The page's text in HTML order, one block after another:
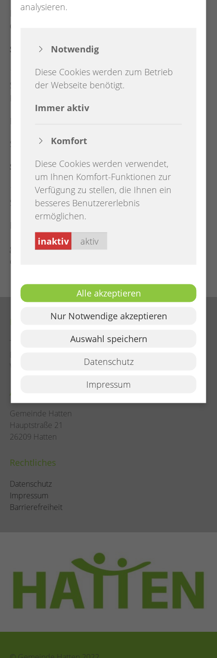
Dämmerschoppen mit Proklamation des
Ortspokalschießens
Samstag:
14 Uhr Öffnung des Festplatzes mit Karussell,
Schießbude und vielem mehr sowie
Schützenfestparty
Sonntag:
14 Uhr Öffnung des Festplatzes mit Karussell,
Schießbude und vielem mehr
Empfang des Damen- und Herrenkönigshauses
großer Festumzug mit den auswärtigen Vereinen
durch den Ort
Tel. (04482) 922 - 0
Web:
Adresse
Gemeinde Hatten
Hauptstraße 21
26209 Hatten
Rechtliches
Datenschutz
Impressum
Barrierefreiheit
analysieren.
Notwendig
Diese Cookies werden zum Betrieb
der Webseite benötigt.
Immer aktiv
Komfort
Diese Cookies werden verwendet,
um Ihnen Komfort-Funktionen zur
Verfügung zu stellen, die Ihnen ein
besseres Benutzererlebnis
ermöglichen.
inaktiv aktiv
Alle akzeptieren
Nur Notwendige akzeptieren
Auswahl speichern
Datenschutz
Impressum